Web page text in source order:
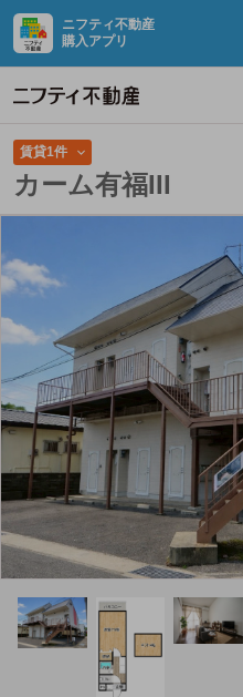
ニフティ不動産
購入アプリ
賃貸1件
カーム有福III